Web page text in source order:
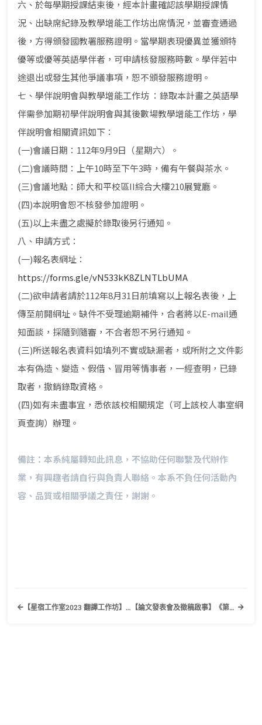
六、於每學期授課結束後，經本計畫確認該學期授課情
況、出缺席紀錄及教學增能工作坊出席情況，並審查通過
後，方得頒發國教署服務證明。當學期表現優異並獲頒特
優等或優等英語學伴者，可申請核發服務時數。學伴若中
途退出或發生其他爭議事項，恕不頒發服務證明。
七、學伴說明會與教學增能工作坊 ：錄取本計畫之英語學
伴需參加期初學伴說明會與其後數場教學增能工作坊，學
伴說明會相關資訊如下：
(一)會議日期：112年9月9日（星期六）。
(二)會議時間：上午10時至下午3時，備有午餐與茶水。
(三)會議地點：師大和平校區II綜合大樓210展覽廳。
(四)本說明會恕不核發參加證明。
(五)以上未盡之處擬於錄取後另行通知。
八、申請方式：
(一)報名表網址：
https://forms.gle/vN533kK8ZLNTLbUMA
(二)欲申請者請於112年8月31日前填寫以上報名表後，上
傳至前開網址。缺件不受理逾期補件，合者將以E-mail通
知面談，採隨到隨審，不合者恕不另行通知。
(三)所送報名表資料如填列不實或缺漏者，或所附之文件影
本有偽造、變造、假借、冒用等情事者，一經查明，已錄
取者，撤銷錄取資格。
(四)如有未盡事宜，悉依該校相關規定（可上該校人事室網
頁查詢）辦理。
備註：本系純屬轉知此訊息，不協助任何聯繫及代辦作
業，有興趣者請自行與負責人聯絡。本系不負任何活動內
容、品質或相關爭議之責任，謝謝。
【星宿工作室2023 翻譯工作坊】歡迎有興趣的同學踴躍報名參加！ 【論文發表會及徵稿啟事】《第十一屆英美文學與文化研究生論文發表會》國立中興大學外國語文學系